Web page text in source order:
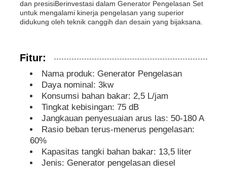
genset kedap suara
Generator untuk Penggunaan Rumah
Genset Kanopi
Generator kebisingan rendah
Pemeliharaan Generator
dan presisiBerinvestasi dalam Generator Pengelasan Set
untuk mengalami kinerja pengelasan yang superior
didukung oleh teknik canggih dan desain yang bijaksana.
Fitur:
Nama produk: Generator Pengelasan
Daya nominal: 3kw
Konsumsi bahan bakar: 2,5 L/jam
Tingkat kebisingan: 75 dB
Jangkauan penyesuaian arus las: 50-180 A
Rasio beban terus-menerus pengelasan:
60%
Kapasitas tangki bahan bakar: 13,5 liter
Jenis: Generator pengelasan diesel